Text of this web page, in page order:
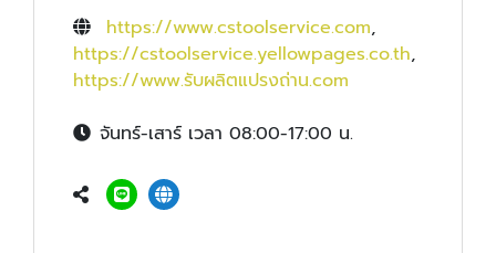
https://www.cstoolservice.com,
https://cstoolservice.yellowpages.co.th,
https://www.รับผลิตแปรงถ่าน.com
จันทร์-เสาร์ เวลา 08:00-17:00 น.